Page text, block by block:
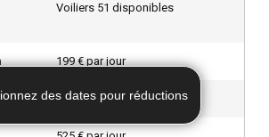
meilleurs ports de plaisance et
marinas entièrement équipées
de classe mondiale. Découvrez la
avec ses places à quai abritées, ou le
Voiliers 51 disponibles
199 € par jour
2 056 € par jour
des dates pour réductions